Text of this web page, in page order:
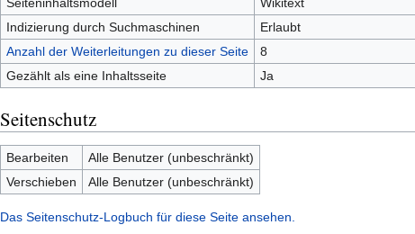
Indizierung durch Suchmaschinen
Erlaubt
Anzahl der Weiterleitungen zu dieser Seite
8
Gezählt als eine Inhaltsseite
Ja
Seitenschutz
Bearbeiten
Alle Benutzer (unbeschränkt)
Verschieben
Alle Benutzer (unbeschränkt)
Das Seitenschutz-Logbuch für diese Seite ansehen.